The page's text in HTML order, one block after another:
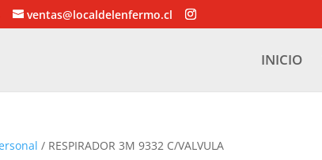
ventas@localdelenfermo.cl
INICIO
/ RESPIRADOR 3M 9332 C/VALVULA